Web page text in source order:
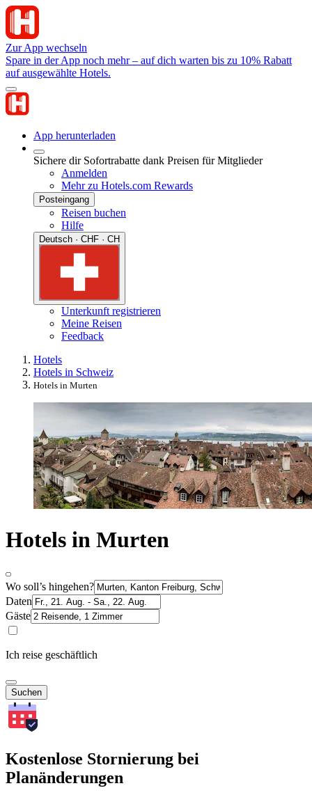
Zur App wechseln
Spare in der App noch mehr – auf dich warten bis zu 10% Rabatt
auf ausgewählte Hotels.
App herunterladen
Sichere dir Sofortrabatte dank Preisen für Mitglieder
Anmelden
Mehr zu Hotels.com Rewards
Posteingang
Reisen buchen
Hilfe
Deutsch · CHF · CH
Unterkunft registrieren
Meine Reisen
Feedback
Hotels
Hotels in Schweiz
Hotels in Murten
Hotels in Murten
Wo soll’s hingehen?
Daten
Gäste
Ich reise geschäftlich
Suchen
Kostenlose Stornierung bei
Planänderungen